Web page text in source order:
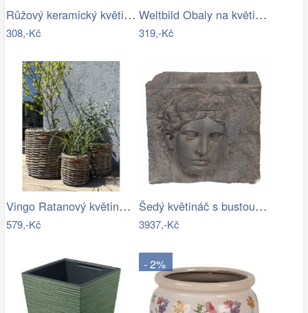
Růžový keramický květináč J-line Asol…
308,-Kč
Weltbild Obaly na květináče z mořské…
319,-Kč
Vingo Ratanový květináč - kulatý…
579,-Kč
Šedý květináč s bustou v antickém stylu…
3937,-Kč
- 2%